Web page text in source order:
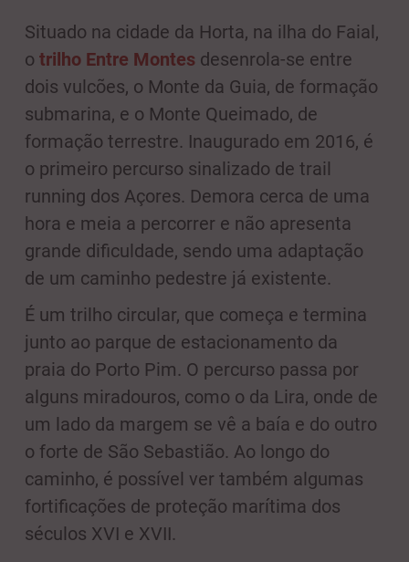
Situado na cidade da Horta, na ilha do Faial,
o trilho Entre Montes desenrola-se entre
dois vulcões, o Monte da Guia, de formação
submarina, e o Monte Queimado, de
formação terrestre. Inaugurado em 2016, é
o primeiro percurso sinalizado de trail
running dos Açores. Demora cerca de uma
hora e meia a percorrer e não apresenta
grande dificuldade, sendo uma adaptação
de um caminho pedestre já existente.
É um trilho circular, que começa e termina
junto ao parque de estacionamento da
praia do Porto Pim. O percurso passa por
alguns miradouros, como o da Lira, onde de
um lado da margem se vê a baía e do outro
o forte de São Sebastião. Ao longo do
caminho, é possível ver também algumas
fortificações de proteção marítima dos
séculos XVI e XVII.